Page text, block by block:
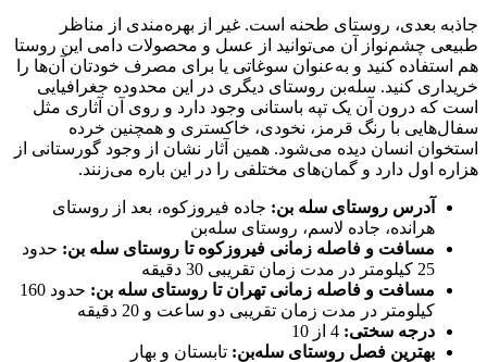
جاذبه بعدی، روستای طحنه است. غیر از بهره‌مندی از مناظر
طبیعی چشم‌نواز آن می‌توانید از عسل و محصولات دامی این روستا
هم استفاده کنید و به‌عنوان سوغاتی یا برای مصرف خودتان آن‌ها را
خریداری کنید. سله‌بن روستای دیگری در این محدوده جغرافیایی
است که درون آن یک تپه باستانی وجود دارد و روی آن آثاری مثل
سفال‌هایی با رنگ قرمز، نخودی، خاکستری و همچنین خرده
استخوان انسان دیده می‌شود. همین آثار نشان از وجود گورستانی از
هزاره اول دارد و گمان‌های مختلفی را در این باره می‌زنند.
آدرس روستای سله بن: جاده فیروزکوه، بعد از روستای
هرانده، جاده لاسم، روستای سله‌بن
مسافت و فاصله زمانی فیروزکوه تا روستای سله بن: حدود
25 کیلومتر در مدت زمان تقریبی 30 دقیقه
مسافت و فاصله زمانی تهران تا روستای سله بن:
حدود 160
کیلومتر در مدت زمان تقریبی دو ساعت و 20 دقیقه
درجه سختی:
بهترین فصل روستای سله‌بن: تابستان و بهار